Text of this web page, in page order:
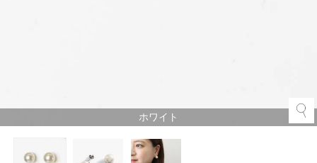
ホワイト